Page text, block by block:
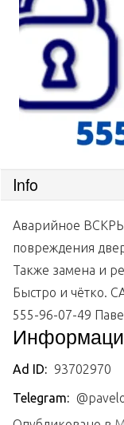
Info
Аварийное
повреждения
Также замена и
Быстро и
555-96-07-49
Ad ID: 93702970
Telegram: